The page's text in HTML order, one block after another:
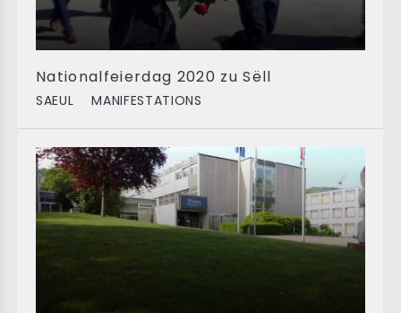
Nationalfeierdag 2020 zu Sëll
SAEUL MANIFESTATIONS